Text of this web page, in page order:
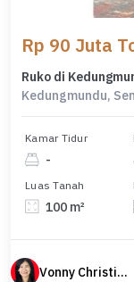
Rp 90 Juta
Ruko di
Kedungmundu,
Kamar Tidur
-
Luas Tanah
100 m²
Vonny Christina